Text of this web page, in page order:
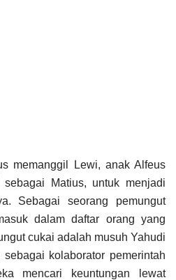
memanggil Lewi, anak Alfeus
Matius, untuk menjadi
Sebagai seorang pemungut
dalam daftar orang yang
cukai adalah musuh Yahudi
kolaborator pemerintah
mencari keuntungan lewat